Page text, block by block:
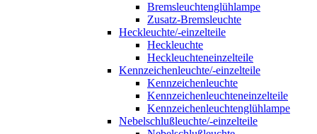
Bremsleuchtenglühlampe
Zusatz-Bremsleuchte
Heckleuchte/-einzelteile
Heckleuchte
Heckleuchteneinzelteile
Kennzeichenleuchte/-einzelteile
Kennzeichenleuchte
Kennzeichenleuchteneinzelteile
Kennzeichenleuchtenglühlampe
Nebelschlußleuchte/-einzelteile